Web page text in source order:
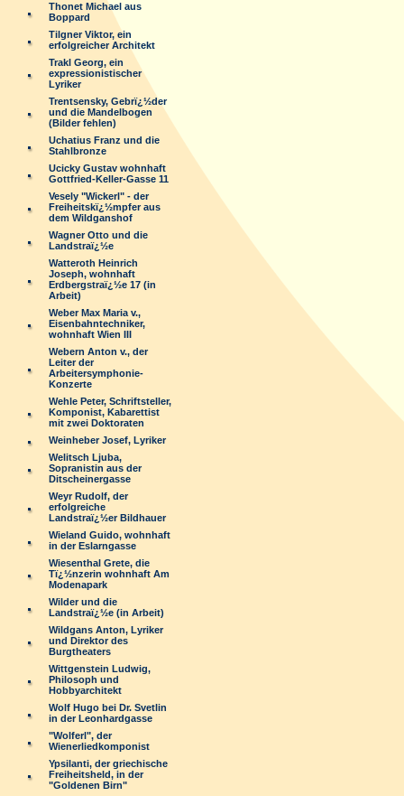
Thonet Michael aus
Boppard
Tilgner Viktor, ein
erfolgreicher Architekt
Trakl Georg, ein
expressionistischer
Lyriker
Trentsensky, Gebrï¿½der
und die Mandelbogen
(Bilder fehlen)
Uchatius Franz und die
Stahlbronze
Ucicky Gustav wohnhaft
Gottfried-Keller-Gasse 11
Vesely "Wickerl" - der
Freiheitskï¿½mpfer aus
dem Wildganshof
Wagner Otto und die
Landstraï¿½e
Watteroth Heinrich
Joseph, wohnhaft
Erdbergstraï¿½e 17 (in
Arbeit)
Weber Max Maria v.,
Eisenbahntechniker,
wohnhaft Wien III
Webern Anton v., der
Leiter der
Arbeitersymphonie-
Konzerte
Wehle Peter, Schriftsteller,
Komponist, Kabarettist
mit zwei Doktoraten
Weinheber Josef, Lyriker
Welitsch Ljuba,
Sopranistin aus der
Ditscheinergasse
Weyr Rudolf, der
erfolgreiche
Landstraï¿½er Bildhauer
Wieland Guido, wohnhaft
in der Eslarngasse
Wiesenthal Grete, die
Tï¿½nzerin wohnhaft Am
Modenapark
Wilder und die
Landstraï¿½e (in Arbeit)
Wildgans Anton, Lyriker
und Direktor des
Burgtheaters
Wittgenstein Ludwig,
Philosoph und
Hobbyarchitekt
Wolf Hugo bei Dr. Svetlin
in der Leonhardgasse
"Wolferl", der
Wienerliedkomponist
Ypsilanti, der griechische
Freiheitsheld, in der
"Goldenen Birn"